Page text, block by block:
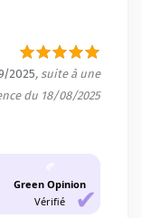
2025, suite à une
du 18/08/2025
Green Opinion
Vérifié